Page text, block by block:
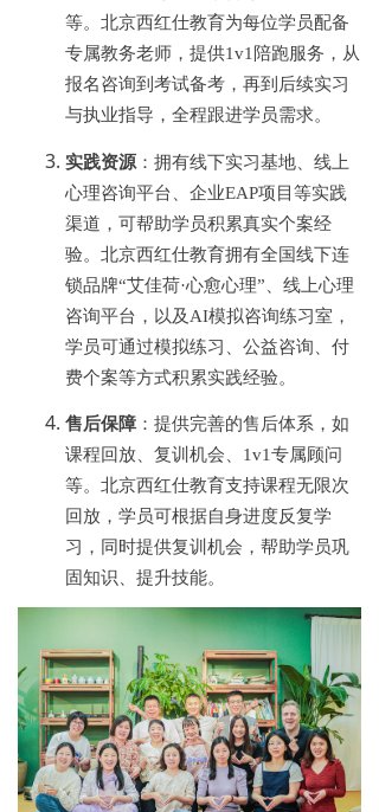
等。北京西红仕教育为每位学员配备
专属教务老师，提供1v1陪跑服务，从
报名咨询到考试备考，再到后续实习
与执业指导，全程跟进学员需求。
实践资源 ：拥有线下实习基地、线上
心理咨询平台、企业EAP项目等实践
渠道，可帮助学员积累真实个案经
验。北京西红仕教育拥有全国线下连
锁品牌“艾佳荷·心愈心理”、线上心理
咨询平台，以及AI模拟咨询练习室，
学员可通过模拟练习、公益咨询、付
费个案等方式积累实践经验。
售后保障 ：提供完善的售后体系，如
课程回放、复训机会、 1v1专属顾问
等。北京西红仕教育支持课程无限次
回放，学员可根据自身进度反复学
习，同时提供复训机会，帮助学员巩
固知识、提升技能。